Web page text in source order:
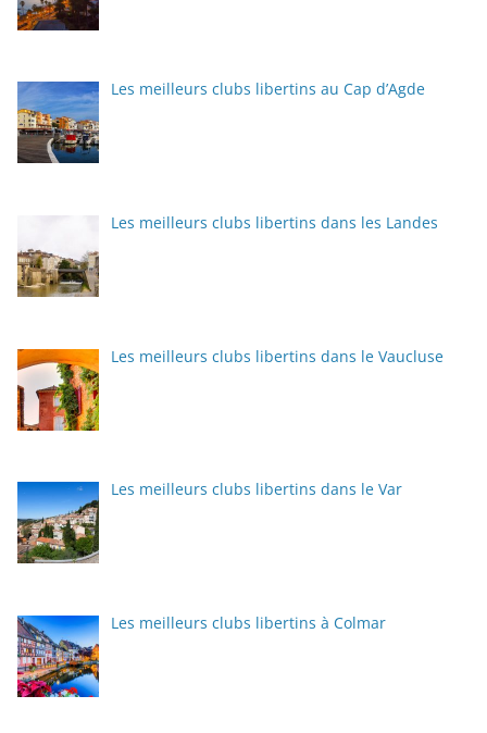
Les meilleurs clubs libertins au Cap d’Agde
Les meilleurs clubs libertins dans les Landes
Les meilleurs clubs libertins dans le Vaucluse
Les meilleurs clubs libertins dans le Var
Les meilleurs clubs libertins à Colmar